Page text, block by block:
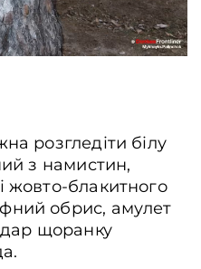
розгледіти білу
з намистин,
жовто-блакитного
обрис, амулет
дар щоранку